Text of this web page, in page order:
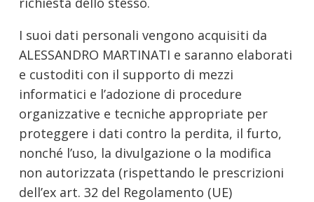
I suoi dati personali vengono acquisiti da
ALESSANDRO MARTINATI e saranno elaborati
e custoditi con il supporto di mezzi
informatici e l’adozione di procedure
organizzative e tecniche appropriate per
proteggere i dati contro la perdita, il furto,
nonché l’uso, la divulgazione o la modifica
non autorizzata (rispettando le prescrizioni
dell’ex art. 32 del Regolamento (UE)